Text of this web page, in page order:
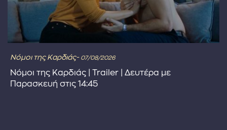
Νόμοι της Καρδιάς- 07/08/2026
Νόμοι της Καρδιάς | Trailer | Δευτέρα με
Παρασκευή στις 14:45